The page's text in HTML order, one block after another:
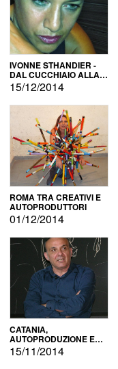
IVONNE STHANDIER -
DAL CUCCHIAIO ALLA
CITTÀ
15/12/2014
ROMA TRA CREATIVI E
AUTOPRODUTTORI
01/12/2014
CATANIA,
AUTOPRODUZIONE E
COMMERCIALIZZAZIONE
15/11/2014